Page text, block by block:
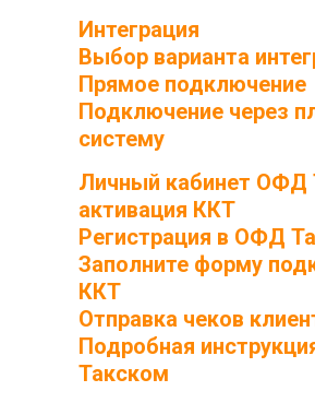
Интеграция
Выбор варианта
Прямое подключение
Подключение через
систему
Личный кабинет ОФД
активация ККТ
Регистрация в ОФД
Заполните форму
ККТ
Отправка чеков
Подробная
Такском